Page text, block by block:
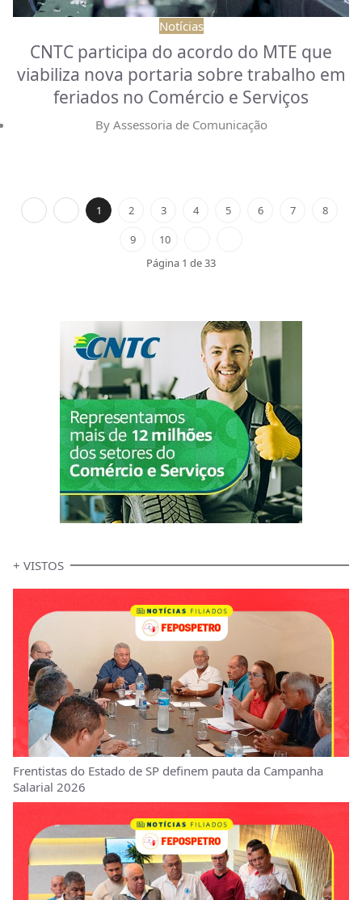
Notícias
CNTC participa do acordo do MTE que
viabiliza nova portaria sobre trabalho em
feriados no Comércio e Serviços
By Assessoria de Comunicação
1 2 3 4 5 6 7
8
9
10
Página 1 de 33
+ VISTOS
Frentistas do Estado de SP definem pauta da Campanha
Salarial 2026